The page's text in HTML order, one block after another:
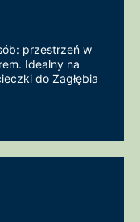
przestrzeń w
Idealny na
do Zagłębia